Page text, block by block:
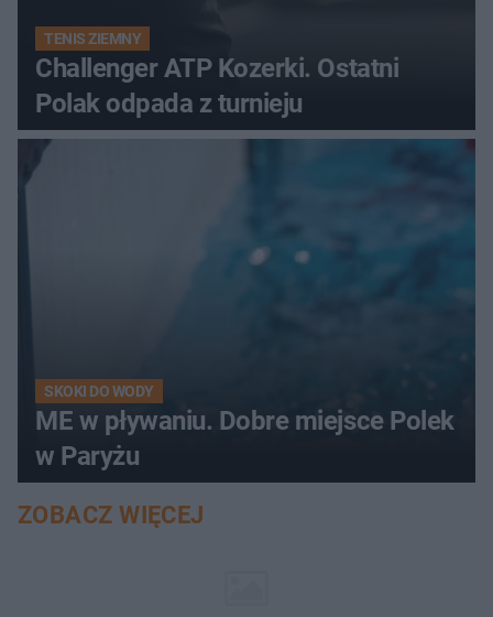
TENIS ZIEMNY
Challenger ATP Kozerki. Ostatni
Polak odpada z turnieju
SKOKI DO WODY
ME w pływaniu. Dobre miejsce Polek
w Paryżu
ZOBACZ WIĘCEJ